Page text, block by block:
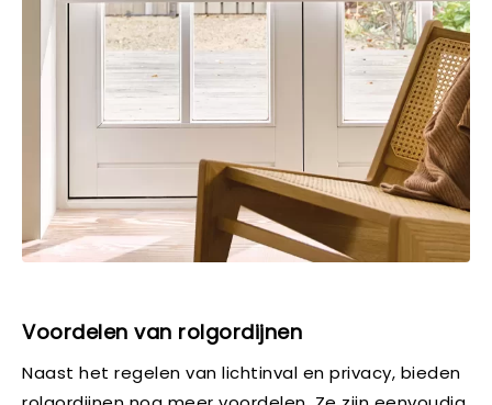
Voordelen van rolgordijnen
Naast het regelen van lichtinval en privacy, bieden